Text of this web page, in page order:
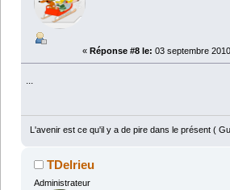
« Réponse #8 le: 03 septembre
...
L'avenir est ce qu'il y a de pire dans le présent (
TDelrieu
Administrateur